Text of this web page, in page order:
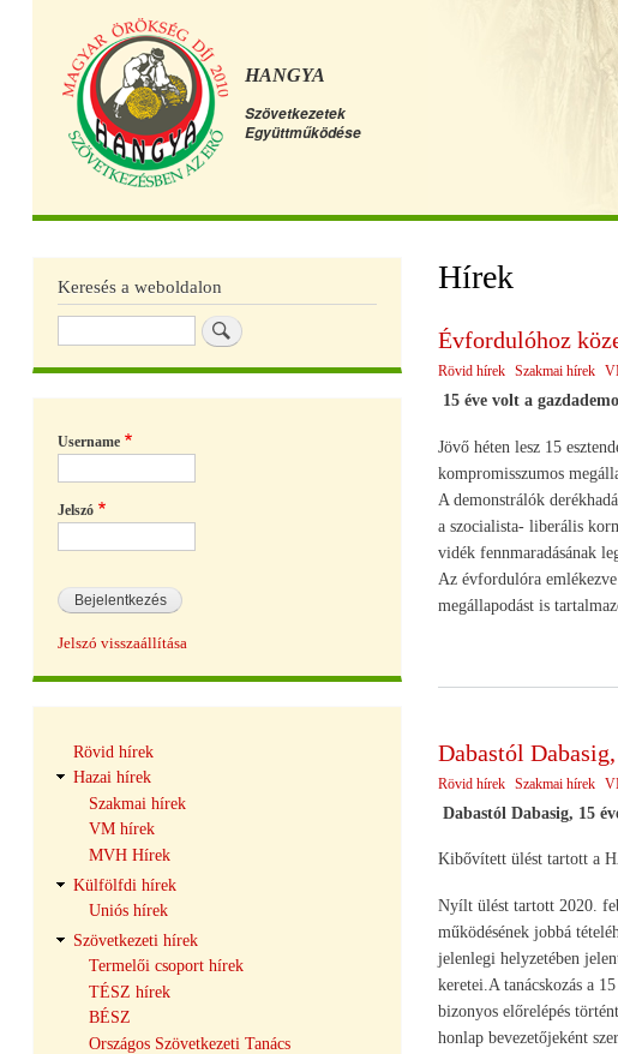
HANGYA
Szövetkezetek
Együttműködése
Főmenü
Hírek
Évfordulóhoz
Rövid hírek Szakmai hírek
15 éve volt a
Jövő héten lesz 15
kompromisszumos
A demonstrálók
a szocialista- liberális
vidék fennmaradásának
Az évfordulóra
megállapodást is
Dabastól
Rövid hírek Szakmai hírek
Dabastól Dabasig, 15
Kibővített ülést tartott a
Nyílt ülést tartott 2020.
működésének jobbá
jelenlegi helyzetében
keretei.A tanácskozás a
bizonyos előrelépés
honlap bevezetőjeként
Keresés a weboldalon
Username
Jelszó
Jelszó visszaállítása
navigáció
Rövid hírek
Hazai hírek
Szakmai hírek
VM hírek
MVH Hírek
Külfölfdi hírek
Uniós hírek
Szövetkezeti hírek
Termelői csoport hírek
TÉSZ hírek
BÉSZ
Országos Szövetkezeti Tanács